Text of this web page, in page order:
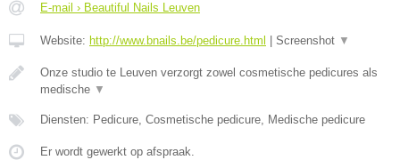
E-mail › Beautiful Nails Leuven
Website: http://www.bnails.be/pedicure.html Screenshot ▼
Onze studio te Leuven verzorgt zowel cosmetische pedicures als
medische ▼
Diensten: Pedicure, Cosmetische pedicure, Medische pedicure
Er wordt gewerkt op afspraak.